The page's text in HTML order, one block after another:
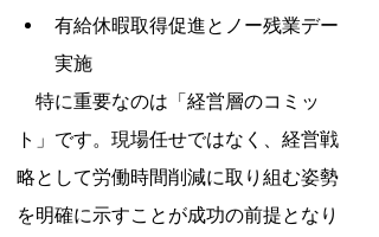
有給休暇取得促進とノー残業デー
実施
特に重要なのは「経営層のコミッ
ト」です。現場任せではなく、経営戦
略として労働時間削減に取り組む姿勢
を明確に示すことが成功の前提となり